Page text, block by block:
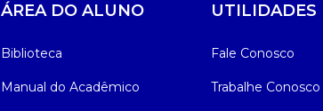
ÁREA DO ALUNO
Biblioteca
Manual do Acadêmico
UTILIDADES
Fale Conosco
Trabalhe Conosco